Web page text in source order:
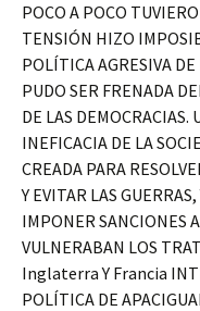
POCO A POCO
TENSIÓN HIZO
POLÍTICA AGRESIVA
PUDO SER FRENADA
DE LAS DEMOCRACIAS.
INEFICACIA DE LA
CREADA PARA
Y EVITAR LAS
IMPONER SANCIONES
VULNERABAN LOS
Inglaterra Y Francia
POLÍTICA DE